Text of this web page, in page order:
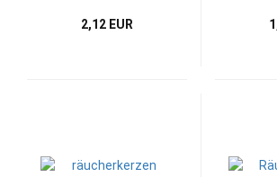
2,12 EUR